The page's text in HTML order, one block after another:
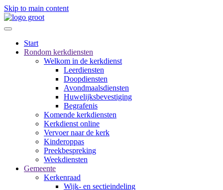
Skip to main content
Start
Rondom kerkdiensten
Welkom in de kerkdienst
Leerdiensten
Doopdiensten
Avondmaalsdiensten
Huwelijksbevestiging
Begrafenis
Komende kerkdiensten
Kerkdienst online
Vervoer naar de kerk
Kinderoppas
Preekbespreking
Weekdiensten
Gemeente
Kerkenraad
Wijk- en sectieindeling